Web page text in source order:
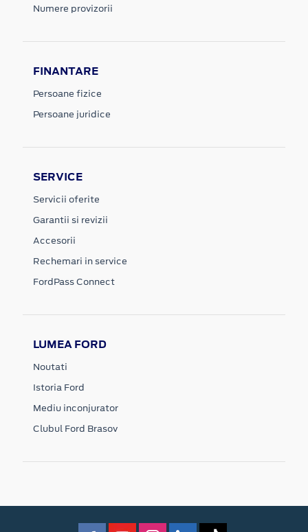
Numere provizorii
FINANTARE
Persoane fizice
Persoane juridice
SERVICE
Servicii oferite
Garantii si revizii
Accesorii
Rechemari in service
FordPass Connect
LUMEA FORD
Noutati
Istoria Ford
Mediu inconjurator
Clubul Ford Brasov